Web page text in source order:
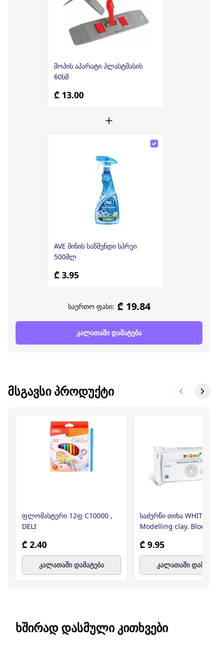
მოპის აპარატი პლასტმასის
60სმ
₾ 13.00
AVE მინის საწმენდი სპრეი
500მლ
₾ 3.95
საერთო ფასი: ₾ 19.84
კალათაში დამატება
ᲛᲡᲒᲐᲕᲡᲘ ᲞᲠᲝᲓᲣᲥᲢᲘ
ფლომასტერი 12ფ C10000 ,
DELI
₾ 2.40
კალათაში დამატება
საძერწი თიხა WHITE
Modelling clay. Block of
₾ 9.95
კალათაში
ᲮᲨᲘᲠᲐᲓ ᲓᲐᲡᲛᲣᲚᲘ ᲙᲘᲗᲮᲕᲔᲑᲘ